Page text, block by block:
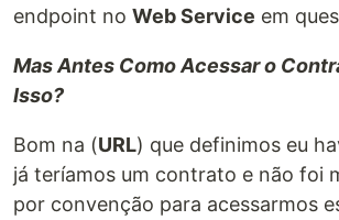
endpoint no Web Service em
Mas Antes Como Acessar o
Isso?
Bom na (URL) que definimos eu
já teríamos um contrato e não foi
por convenção para acessarmos